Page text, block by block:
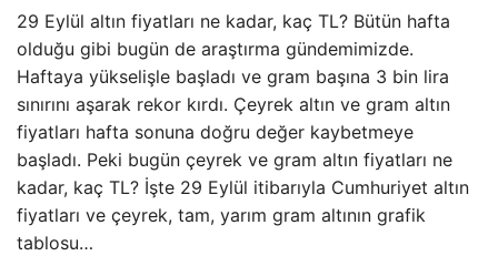
29 Eylül altın fiyatları ne kadar, kaç TL? Bütün hafta
olduğu gibi bugün de araştırma gündemimizde.
Haftaya yükselişle başladı ve gram başına 3 bin lira
sınırını aşarak rekor kırdı. Çeyrek altın ve gram altın
fiyatları hafta sonuna doğru değer kaybetmeye
başladı. Peki bugün çeyrek ve gram altın fiyatları ne
kadar, kaç TL? İşte 29 Eylül itibarıyla Cumhuriyet altın
fiyatları ve çeyrek, tam, yarım gram altının grafik
tablosu…